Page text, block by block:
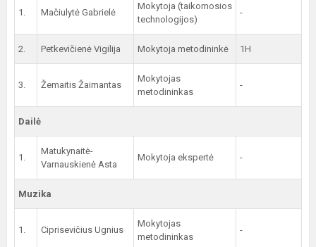
1. Mačiulytė Gabrielė
Mokytoja (taikomosios
technologijos)
-
2. Petkevičienė Vigilija Mokytoja metodininkė 1H
3. Žemaitis Žaimantas
Mokytojas
metodininkas
-
Dailė
1.
Matukynaitė-
Varnauskienė Asta
Mokytoja ekspertė -
Muzika
1. Ciprisevičius Ugnius
Mokytojas
metodininkas
-